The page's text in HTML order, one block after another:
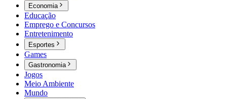
Economia
Educação
Emprego e Concursos
Entretenimento
Esportes
Games
Gastronomia
Jogos
Meio Ambiente
Mundo